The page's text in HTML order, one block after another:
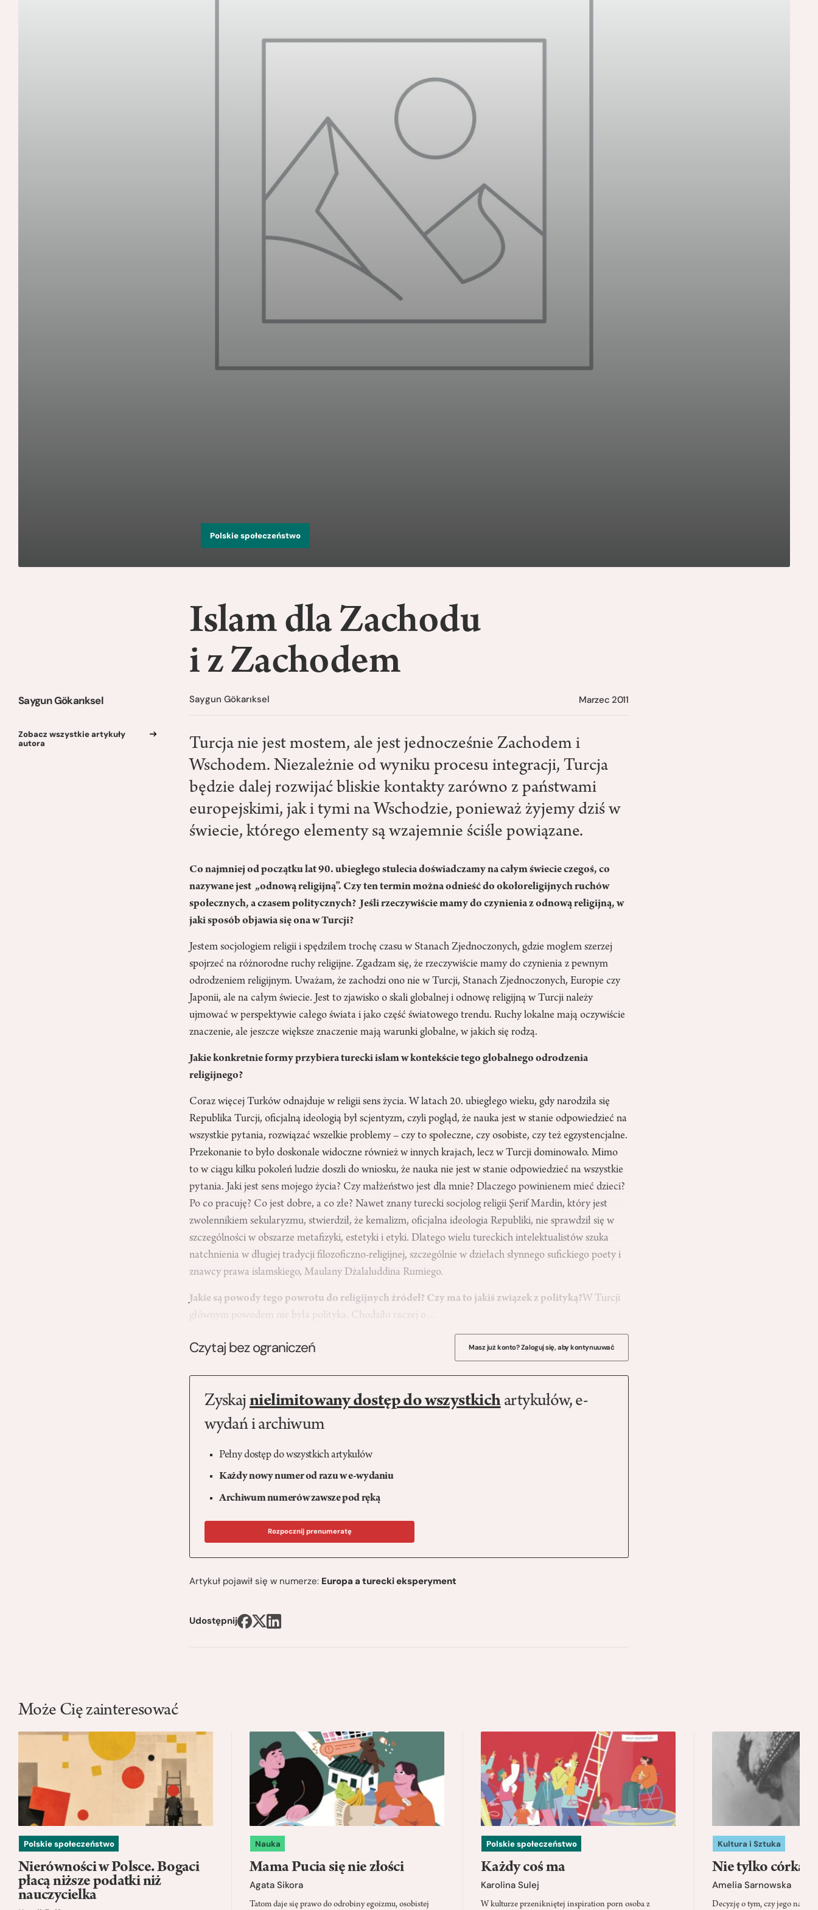
Polskie społeczeństwo
Saygun Gökarıksel
Zobacz wszystkie artykuły
autora
Islam dla Zachodu
i z Zachodem
Saygun Gökarıksel Marzec 2011
Turcja nie jest mostem, ale jest jednocześnie Zachodem i
Wschodem. Niezależnie od wyniku procesu integracji, Turcja
będzie dalej rozwijać bliskie kontakty zarówno z państwami
europejskimi, jak i tymi na Wschodzie, ponieważ żyjemy dziś w
świecie, którego elementy są wzajemnie ściśle powiązane.
Co najmniej od początku lat 90. ubiegłego stulecia doświadczamy na całym świecie czegoś, co
nazywane jest „odnową religijną”. Czy ten termin można odnieść do okołoreligijnych ruchów
społecznych, a czasem politycznych? Jeśli rzeczywiście mamy do czynienia z odnową religijną, w
jaki sposób objawia się ona w Turcji?
Jestem socjologiem religii i spędziłem trochę czasu w Stanach Zjednoczonych, gdzie mogłem szerzej
spojrzeć na różnorodne ruchy religijne. Zgadzam się, że rzeczywiście mamy do czynienia z pewnym
odrodzeniem religijnym. Uważam, że zachodzi ono nie w Turcji, Stanach Zjednoczonych, Europie czy
Japonii, ale na całym świecie. Jest to zjawisko o skali globalnej i odnowę religijną w Turcji należy
ujmować w perspektywie całego świata i jako część światowego trendu. Ruchy lokalne mają oczywiście
znaczenie, ale jeszcze większe znaczenie mają warunki globalne, w jakich się rodzą.
Jakie konkretnie formy przybiera turecki islam w kontekście tego globalnego odrodzenia
religijnego?
Coraz więcej Turków odnajduje w religii sens życia. W latach 20. ubiegłego wieku, gdy narodziła się
Republika Turcji, oficjalną ideologią był scjentyzm, czyli pogląd, że nauka jest w stanie odpowiedzieć na
wszystkie pytania, rozwiązać wszelkie problemy – czy to społeczne, czy osobiste, czy też egzystencjalne.
Przekonanie to było doskonale widoczne również w innych krajach, lecz w Turcji dominowało. Mimo
to w ciągu kilku pokoleń ludzie doszli do wniosku, że nauka nie jest w stanie odpowiedzieć na wszystkie
pytania. Jaki jest sens mojego życia? Czy małżeństwo jest dla mnie? Dlaczego powinienem mieć dzieci?
Po co pracuję? Co jest dobre, a co złe? Nawet znany turecki socjolog religii Şerif Mardin, który jest
zwolennikiem sekularyzmu, stwierdził, że kemalizm, oficjalna ideologia Republiki, nie sprawdził się w
szczególności w obszarze metafizyki, estetyki i etyki. Dlatego wielu tureckich intelektualistów szuka
natchnienia w długiej tradycji filozoficzno-religijnej, szczególnie w dziełach słynnego sufickiego poety i
znawcy prawa islamskiego, Maulany Dżalaluddina Rumiego.
Jakie są powody tego powrotu do religijnych źródeł? Czy ma to jakiś związek z polityką?W Turcji
głównym powodem nie była polityka. Chodziło raczej o…
Czytaj bez ograniczeń Masz już konto? Zaloguj się, aby kontynuuwać
Zyskaj nielimitowany dostęp do wszystkichartykułów, e-
wydań i archiwum
Pełny dostęp do wszystkich artykułów
Każdy nowy numer od razu w e-wydaniu
Archiwum numerów zawsze pod ręką
Rozpocznij prenumeratę
Artykuł pojawił się w numerze: Europa a turecki eksperyment
Udostępnij
Może Cię zainteresować
Polskie społeczeństwo
Nierówności w Polsce. Bogaci
płacą niższe podatki niż
nauczycielka
Nauka
Mama Pucia się nie złości
Agata Sikora
Tatom daje się prawo do odrobiny egoizmu, osobistej
Polskie społeczeństwo
Każdy coś ma
Karolina Sulej
W kulturze przenikniętej inspiration porn osoba z
Kultura i Sztuka
Nie tylko córka
Amelia Sarnowska
Decyzję o tym, czy jego